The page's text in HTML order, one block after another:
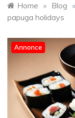
Home » Blog »
papuga holidays
Annonce